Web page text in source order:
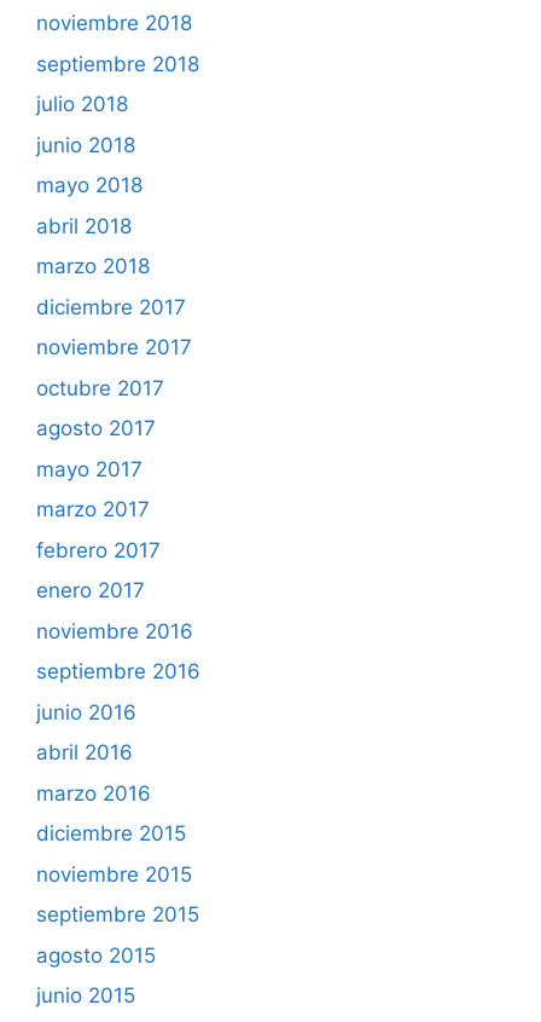
noviembre 2018
septiembre 2018
julio 2018
junio 2018
mayo 2018
abril 2018
marzo 2018
diciembre 2017
noviembre 2017
octubre 2017
agosto 2017
mayo 2017
marzo 2017
febrero 2017
enero 2017
noviembre 2016
septiembre 2016
junio 2016
abril 2016
marzo 2016
diciembre 2015
noviembre 2015
septiembre 2015
agosto 2015
junio 2015